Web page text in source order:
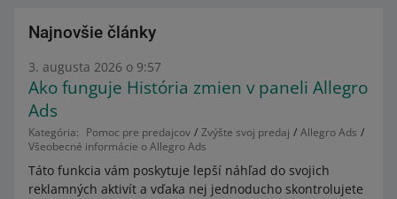
Najnovšie články
3. augusta 2026 o 9:57
Ako funguje História zmien v paneli Allegro
Ads
Kategória: Pomoc pre predajcov Zvýšte svoj predaj
Allegro Ads
Všeobecné informácie o Allegro Ads
Táto funkcia vám poskytuje lepší náhľad do svojich
reklamných aktivít a vďaka nej jednoducho skontrolujete